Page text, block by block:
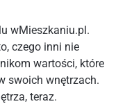
wMieszkaniu.pl.
czego inni nie
wartości, które
swoich wnętrzach.
teraz.